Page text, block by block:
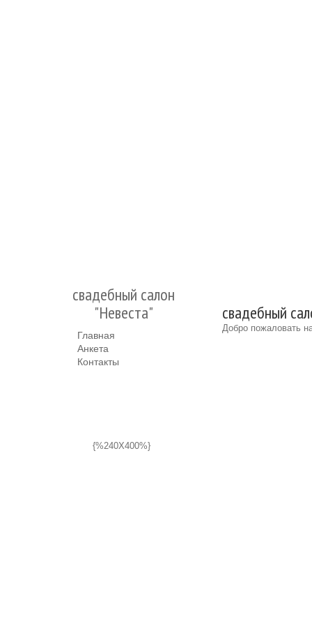
свадебный салон
"Невеста"
Главная
Анкета
Контакты
{%240X400%}
свадебный
Добро пожаловать